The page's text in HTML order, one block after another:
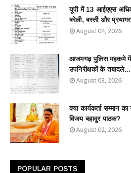
यूपी में 13 आईएएस
बरेली, बस्ती और
August 04, 2026
आजमगढ़ पुलिस महकमे में
उपनिरीक्षकों के
August 03, 2026
क्या कार्यकर्ता सम्मान
विजय बहादुर पाठक?
August 02, 2026
POPULAR POSTS